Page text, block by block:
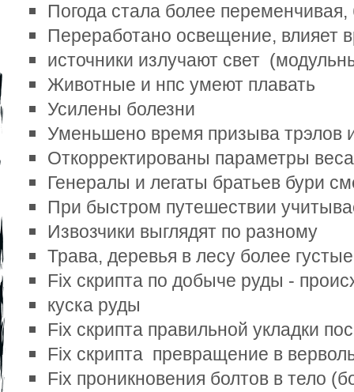
Погода стала более
Переработано освещение, влияет
источники излучают свет
Животные и нпс умеют плавать
Усилены болезни
Уменьшено время призыва трэлов
Откорректированы параметры
Генералы и легаты братьев бури
При быстром путешествии
Извозчики выглядят по разному
Трава, деревья в лесу более
Fix скрипта по добыче руды -
куска руды
Fix скрипта правильной укладки
Fix скрипта  превращение в
Fix проникновения болтов в тело